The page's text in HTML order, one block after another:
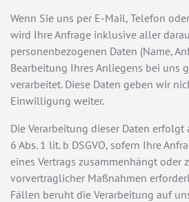
Wenn Sie uns per E-Mail, Telefon
wird Ihre Anfrage inklusive aller
personenbezogenen Daten (Name,
Bearbeitung Ihres Anliegens bei uns
verarbeitet. Diese Daten geben wir
Einwilligung weiter.
Die Verarbeitung dieser Daten erfolgt
6 Abs. 1 lit. b DSGVO, sofern Ihre
eines Vertrags zusammenhängt oder
vorvertraglicher Maßnahmen
Fällen beruht die Verarbeitung auf